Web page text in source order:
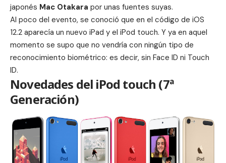
japonés Mac Otakara por unas fuentes suyas.
Al poco del evento, se conoció que en el código de iOS
12.2 aparecía un nuevo iPad y el iPod touch. Y ya en aquel
momento se supo que no vendría con ningún tipo de
reconocimiento biométrico: es decir, sin Face ID ni Touch
ID.
Novedades del iPod touch (7ª
Generación)